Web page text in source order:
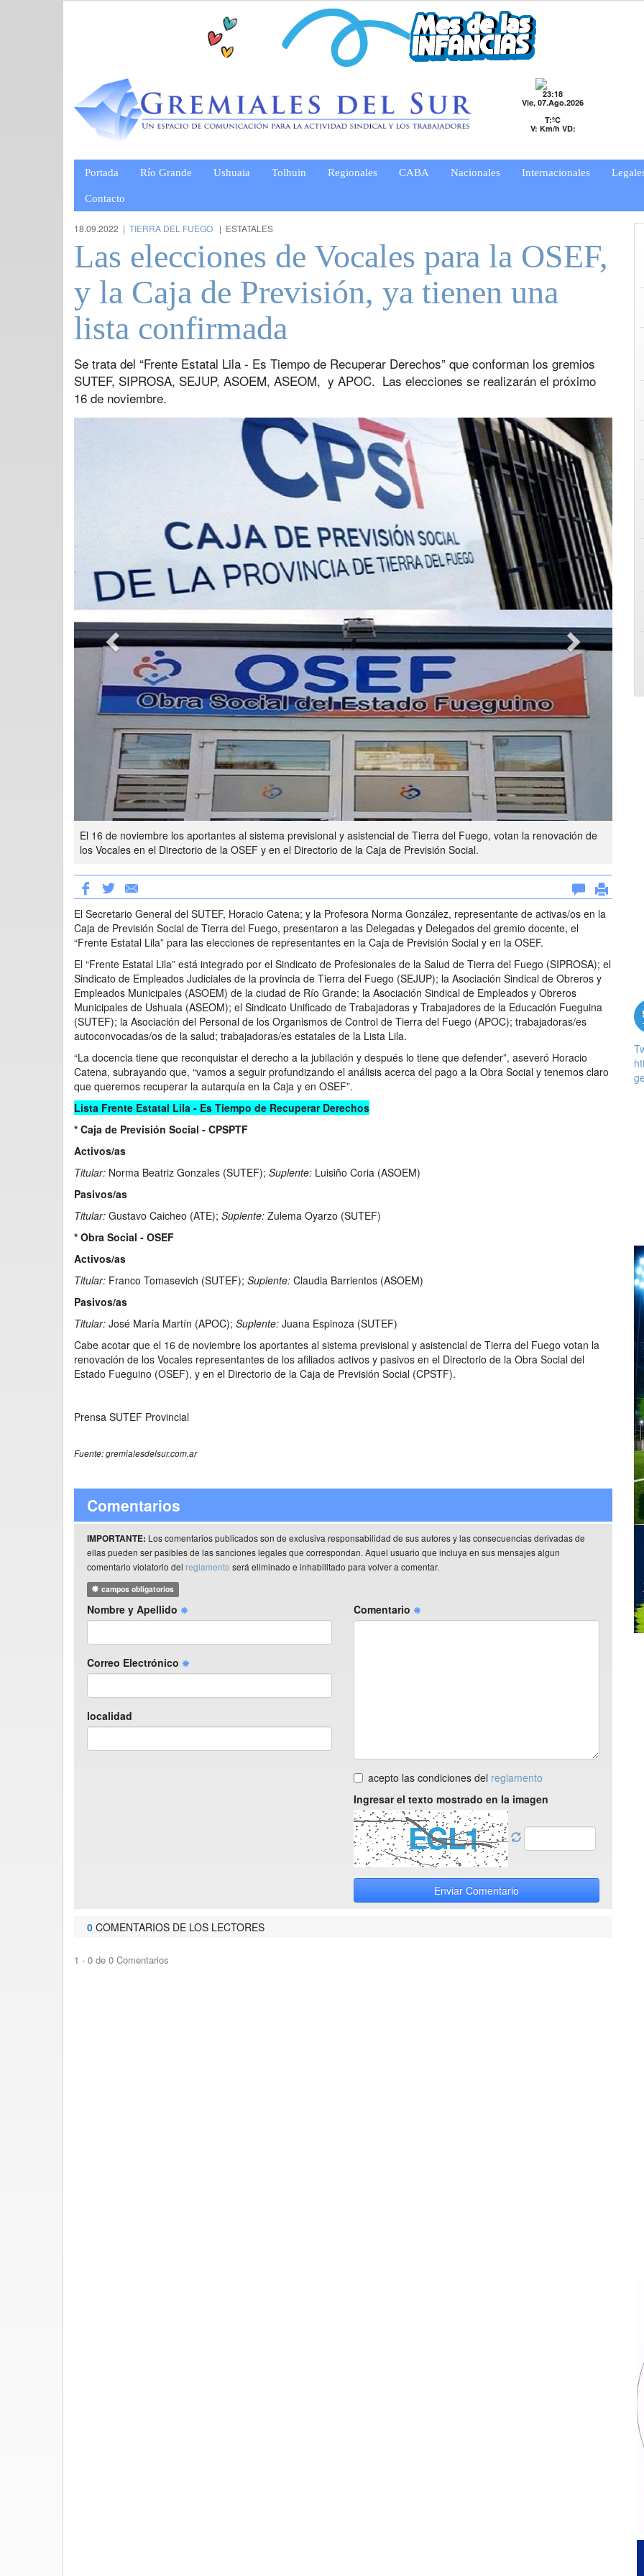
23:18
Vie, 07.Ago.2026
T:ºC
V: Km/h VD:
Portada Río Grande Ushuaia Tolhuin Regionales CABA Nacionales Internacionales
Contacto
18.09.2022 | TIERRA DEL FUEGO | ESTATALES
Las elecciones de Vocales para la OSEF,
y la Caja de Previsión, ya tienen una
lista confirmada
Se trata del “Frente Estatal Lila - Es Tiempo de Recuperar Derechos” que conforman los gremios
SUTEF, SIPROSA, SEJUP, ASOEM, ASEOM, y APOC. Las elecciones se realizarán el próximo
16 de noviembre.
El 16 de noviembre los aportantes al sistema previsional y asistencial de Tierra del Fuego, votan la renovación de
los Vocales en el Directorio de la OSEF y en el Directorio de la Caja de Previsión Social.
Next
El Secretario General del SUTEF, Horacio Catena; y la Profesora Norma González, representante de activas/os en la
Caja de Previsión Social de Tierra del Fuego, presentaron a las Delegadas y Delegados del gremio docente, el
“Frente Estatal Lila” para las elecciones de representantes en la Caja de Previsión Social y en la OSEF.
El “Frente Estatal Lila” está integrado por el Sindicato de Profesionales de la Salud de Tierra del Fuego (SIPROSA); el
Sindicato de Empleados Judiciales de la provincia de Tierra del Fuego (SEJUP); la Asociación Sindical de Obreros y
Empleados Municipales (ASOEM) de la ciudad de Río Grande; la Asociación Sindical de Empleados y Obreros
Municipales de Ushuaia (ASEOM); el Sindicato Unificado de Trabajadoras y Trabajadores de la Educación Fueguina
(SUTEF); la Asociación del Personal de los Organismos de Control de Tierra del Fuego (APOC); trabajadoras/es
autoconvocadas/os de la salud; trabajadoras/es estatales de la Lista Lila.
“La docencia tiene que reconquistar el derecho a la jubilación y después lo tiene que defender”, aseveró Horacio
Catena, subrayando que, “vamos a seguir profundizando el análisis acerca del pago a la Obra Social y tenemos claro
que queremos recuperar la autarquía en la Caja y en OSEF”.
Lista Frente Estatal Lila - Es Tiempo de Recuperar Derechos
* Caja de Previsión Social - CPSPTF
Activos/as
Titular: Norma Beatriz Gonzales (SUTEF); Suplente: Luisiño Coria (ASOEM)
Pasivos/as
Titular: Gustavo Caicheo (ATE); Suplente: Zulema Oyarzo (SUTEF)
* Obra Social - OSEF
Activos/as
Titular: Franco Tomasevich (SUTEF); Suplente: Claudia Barrientos (ASOEM)
Pasivos/as
Titular: José María Martín (APOC); Suplente: Juana Espinoza (SUTEF)
Cabe acotar que el 16 de noviembre los aportantes al sistema previsional y asistencial de Tierra del Fuego votan la
renovación de los Vocales representantes de los afiliados activos y pasivos en el Directorio de la Obra Social del
Estado Fueguino (OSEF), y en el Directorio de la Caja de Previsión Social (CPSTF).
Prensa SUTEF Provincial
Fuente: gremialesdelsur.com.ar
Comentarios
IMPORTANTE: Los comentarios publicados son de exclusiva responsabilidad de sus autores y las consecuencias derivadas de
ellas pueden ser pasibles de las sanciones legales que correspondan. Aquel usuario que incluya en sus mensajes algun
comentario violatorio del reglamento será eliminado e inhabilitado para volver a comentar.
campos obligatorios
Nombre y Apellido
Correo Electrónico
localidad
Comentario
acepto las condiciones del reglamento
Ingresar el texto mostrado en la imagen
Enviar Comentario
0 COMENTARIOS DE LOS LECTORES
1 - 0 de 0 Comentarios